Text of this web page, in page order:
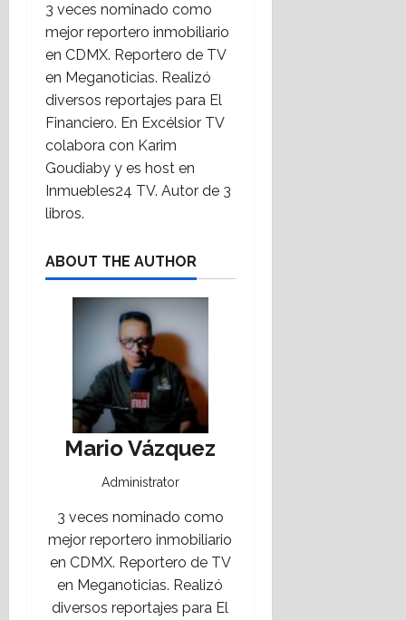
3 veces nominado como
mejor reportero inmobiliario
en CDMX. Reportero de TV
en Meganoticias. Realizó
diversos reportajes para El
Financiero. En Excélsior TV
colabora con Karim
Goudiaby y es host en
Inmuebles24 TV. Autor de 3
libros.
ABOUT THE AUTHOR
Mario Vázquez
Administrator
3 veces nominado como
mejor reportero inmobiliario
en CDMX. Reportero de TV
en Meganoticias. Realizó
diversos reportajes para El